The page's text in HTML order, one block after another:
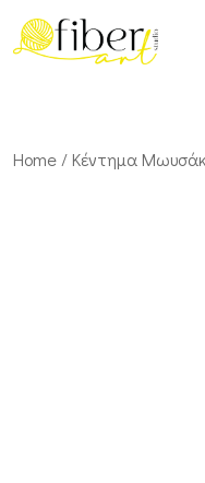
Home / Κέντημα